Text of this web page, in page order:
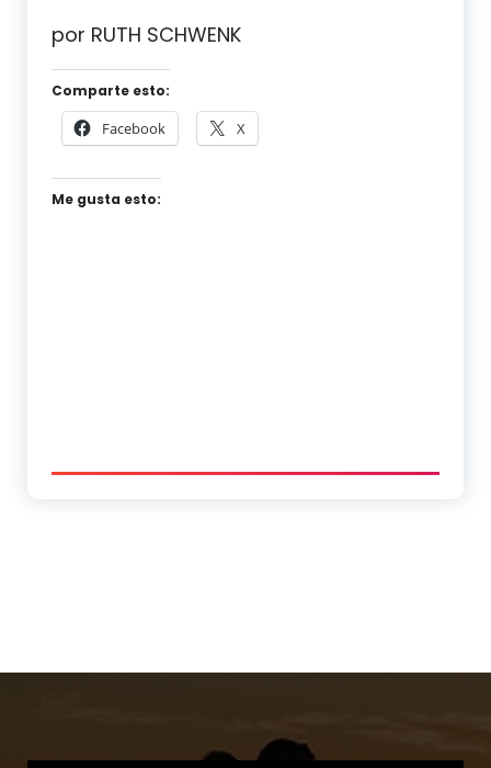
por RUTH SCHWENK
Comparte esto:
Facebook X
Me gusta esto: